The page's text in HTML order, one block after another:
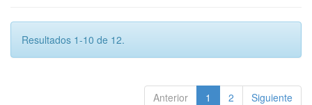
Resultados 1-10 de 12.
Anterior 1 2 Siguiente